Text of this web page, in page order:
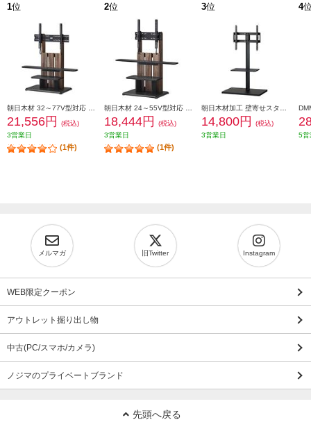
1位
21,556円
(税込)
3営業日
(1件)
2位
18,444円
(税込)
3営業日
(1件)
3位
14,800円
(税込)
3営業日
4
5営
メルマガ 旧Twitter Instagram
WEB限定クーポン
アウトレット掘り出し物
中古(PC/スマホ/カメラ)
ノジマのプライベートブランド
先頭へ戻る